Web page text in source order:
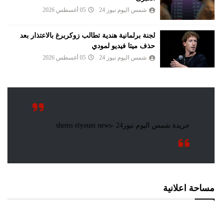
شمس اليوم نيوز 24 05 أغسطس 2026
لجنة برلمانية هندية تطالب زوكربرغ بالاعتذار بعد
حذف ميتا فيديو لمودي
شمس اليوم نيوز 24 05 أغسطس 2026
مساحة اعلانية